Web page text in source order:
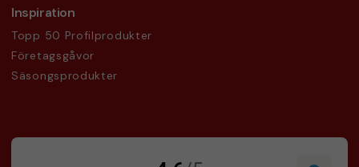
Inspiration
Topp 50 Profilprodukter
Företagsgåvor
Säsongsprodukter